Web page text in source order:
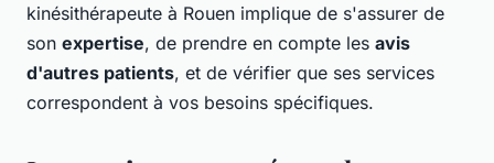
kinésithérapeute à Rouen implique de s'assurer de
son expertise, de prendre en compte les avis
d'autres patients, et de vérifier que ses services
correspondent à vos besoins spécifiques.